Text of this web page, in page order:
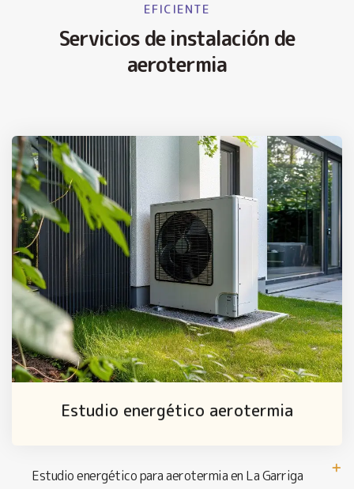
EFICIENTE
Servicios de instalación de
aerotermia
Estudio energético aerotermia
Estudio energético para aerotermia en La Garriga